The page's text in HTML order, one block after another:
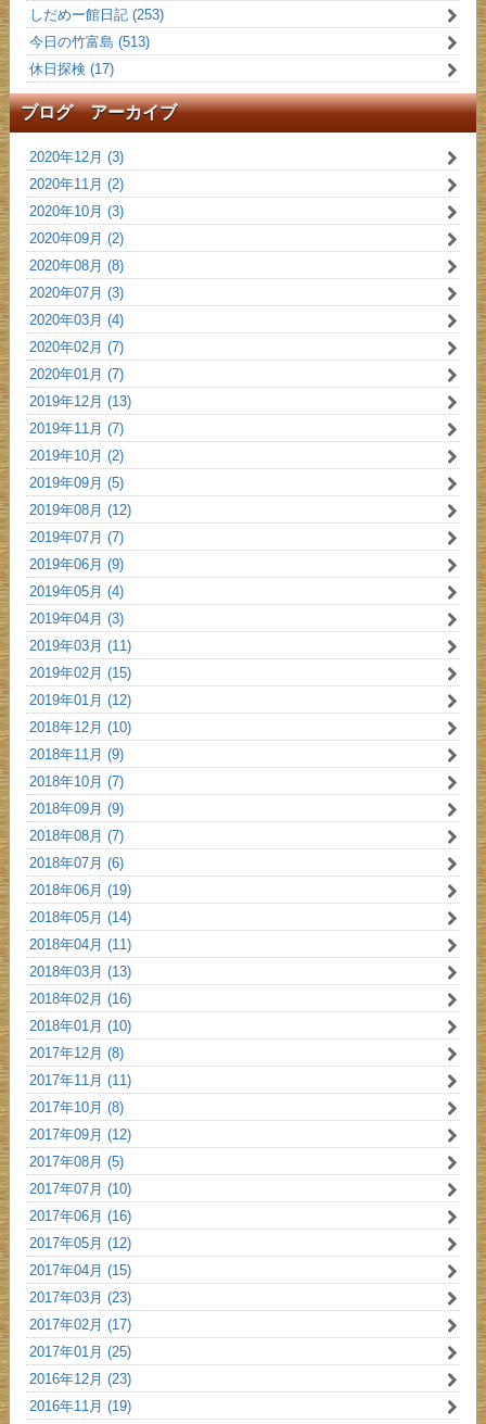
しだめー館日記 (253)
今日の竹富島 (513)
休日探検 (17)
ブログ アーカイブ
2020年12月 (3)
2020年11月 (2)
2020年10月 (3)
2020年09月 (2)
2020年08月 (8)
2020年07月 (3)
2020年03月 (4)
2020年02月 (7)
2020年01月 (7)
2019年12月 (13)
2019年11月 (7)
2019年10月 (2)
2019年09月 (5)
2019年08月 (12)
2019年07月 (7)
2019年06月 (9)
2019年05月 (4)
2019年04月 (3)
2019年03月 (11)
2019年02月 (15)
2019年01月 (12)
2018年12月 (10)
2018年11月 (9)
2018年10月 (7)
2018年09月 (9)
2018年08月 (7)
2018年07月 (6)
2018年06月 (19)
2018年05月 (14)
2018年04月 (11)
2018年03月 (13)
2018年02月 (16)
2018年01月 (10)
2017年12月 (8)
2017年11月 (11)
2017年10月 (8)
2017年09月 (12)
2017年08月 (5)
2017年07月 (10)
2017年06月 (16)
2017年05月 (12)
2017年04月 (15)
2017年03月 (23)
2017年02月 (17)
2017年01月 (25)
2016年12月 (23)
2016年11月 (19)